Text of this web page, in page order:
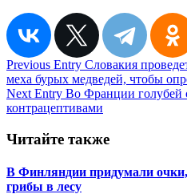
Навигация
по
записям
Previous Entry Словакия
меха бурых медведей, чтобы
Next Entry Во Франции голубей
контрацептивами
Читайте также
В Финляндии придумали
грибы в лесу